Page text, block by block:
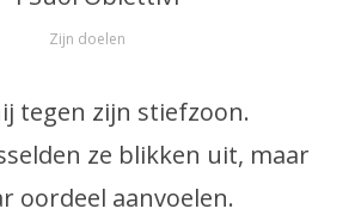
Zijn doelen
tegen zijn stiefzoon.
ze blikken uit, maar
oordeel aanvoelen.